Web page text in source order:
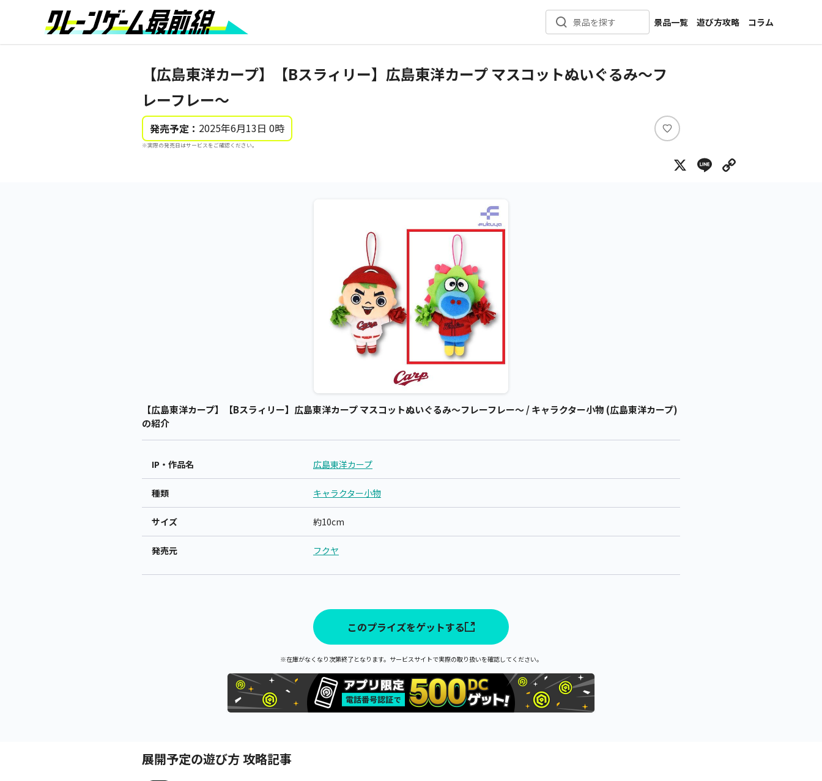
景品を探す
景品一覧
新着景品
遊び方攻略
コラム
インタビュー
【広島東洋カープ】【Bスラィリー】広島東洋カープ マスコットぬいぐるみ～フ
レーフレー～
発売予定： 2025年6月13日 0時
※実際の発売日はサービスをご確認ください。
い
ね
X Line
【広島東洋カープ】【Bスラィリー】広島東洋カープ マスコットぬいぐるみ～フレーフレー～ / キャラクター小物 (広島東洋カープ)
の紹介
IP・作品名 広島東洋カープ
種類 キャラクター小物
サイズ 約10cm
発売元 フクヤ
このプライズをゲットする
※在庫がなくなり次第終了となります。サービスサイトで実際の取り扱いを確認してください。
展開予定の遊び方 攻略記事